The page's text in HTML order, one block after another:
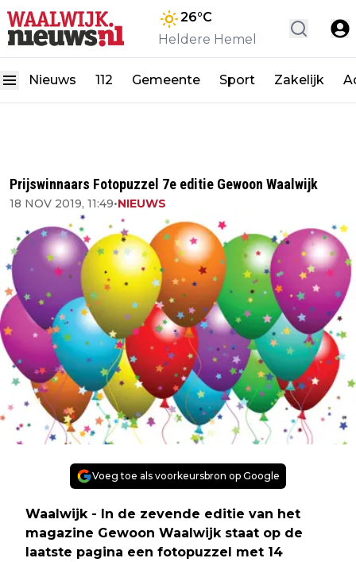
26°C
Heldere Hemel
Nieuws 112 Gemeente Sport Zakelijk
Prijswinnaars Fotopuzzel 7e editie Gewoon Waalwijk
18 NOV 2019, 11:49•NIEUWS
Voeg toe als voorkeursbron op Google
Waalwijk - In de zevende editie van het
magazine Gewoon Waalwijk staat op de
laatste pagina een fotopuzzel met 14